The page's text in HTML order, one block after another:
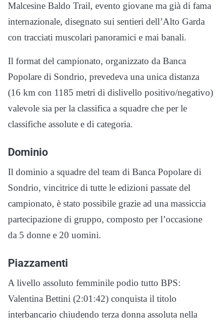
Malcesine Baldo Trail, evento giovane ma già di fama
internazionale, disegnato sui sentieri dell’Alto Garda
con tracciati muscolari panoramici e mai banali.
Il format del campionato, organizzato da Banca
Popolare di Sondrio, prevedeva una unica distanza
(16 km con 1185 metri di dislivello positivo/negativo)
valevole sia per la classifica a squadre che per le
classifiche assolute e di categoria.
Dominio
Il dominio a squadre del team di Banca Popolare di
Sondrio, vincitrice di tutte le edizioni passate del
campionato, è stato possibile grazie ad una massiccia
partecipazione di gruppo, composto per l’occasione
da 5 donne e 20 uomini.
Piazzamenti
A livello assoluto femminile podio tutto BPS:
Valentina Bettini (2:01:42) conquista il titolo
interbancario chiudendo terza donna assoluta nella